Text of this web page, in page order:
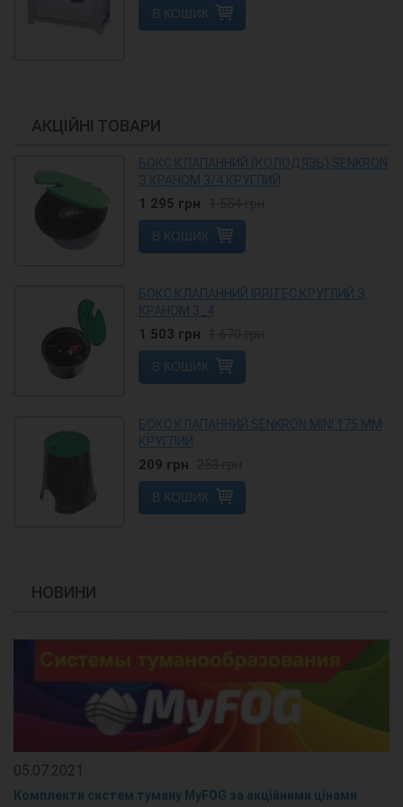
В КОШИК
АКЦІЙНІ ТОВАРИ
БОКС КЛАПАННИЙ (КОЛОДЯЗЬ) SENKRON
З КРАНОМ 3/4 КРУГЛИЙ
1 295 грн
В КОШИК
БОКС КЛАПАННИЙ IRRITEC КРУГЛИЙ З
КРАНОМ 3_4
1 503 грн
В КОШИК
БОКС КЛАПАННИЙ SENKRON MINI 175 ММ
КРУГЛИЙ
209 грн
В КОШИК
НОВИНИ
05.07.2021
Комплекти систем туману MyFOG за акційними цінами